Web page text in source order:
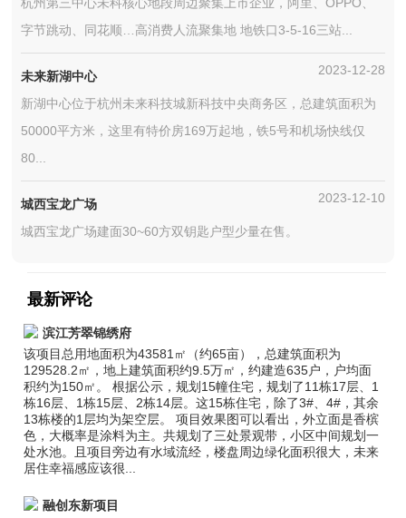
字节跳动、同花顺…高消费人流聚集地 地铁口3-5-16三站...
未来新湖中心 2023-12-28
新湖中心位于杭州未来科技城新科技中央商务区，总建筑面积为
50000平方米，这里有特价房169万起地，铁5号和机场快线仅
80...
城西宝龙广场 2023-12-10
城西宝龙广场建面30~60方双钥匙户型少量在售。
最新评论
滨江芳翠锦绣府
该项目总用地面积为43581㎡（约65亩），总建筑面积为
129528.2㎡，地上建筑面积约9.5万㎡，约建造635户，户均面
积约为150㎡。 根据公示，规划15幢住宅，规划了11栋17层、1
栋16层、1栋15层、2栋14层。这15栋住宅，除了3#、4#，其余
13栋楼的1层均为架空层。 项目效果图可以看出，外立面是香槟
色，大概率是涂料为主。共规划了三处景观带，小区中间规划一
处水池。且项目旁边有水域流经，楼盘周边绿化面积很大，未来
居住幸福感应该很...
融创东新项目